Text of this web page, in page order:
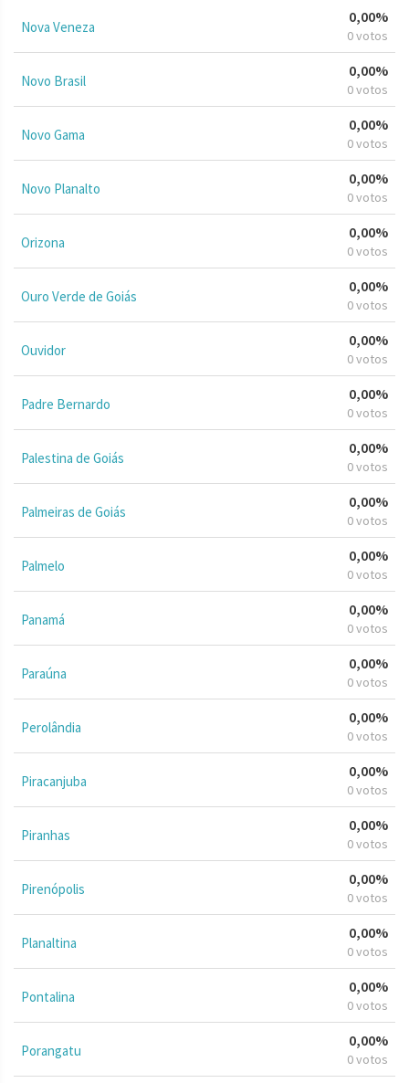
Nova Veneza
0,00%
0 votos
Novo Brasil
0,00%
0 votos
Novo Gama
0,00%
0 votos
Novo Planalto
0,00%
0 votos
Orizona
0,00%
0 votos
Ouro Verde de Goiás
0,00%
0 votos
Ouvidor
0,00%
0 votos
Padre Bernardo
0,00%
0 votos
Palestina de Goiás
0,00%
0 votos
Palmeiras de Goiás
0,00%
0 votos
Palmelo
0,00%
0 votos
Panamá
0,00%
0 votos
Paraúna
0,00%
0 votos
Perolândia
0,00%
0 votos
Piracanjuba
0,00%
0 votos
Piranhas
0,00%
0 votos
Pirenópolis
0,00%
0 votos
Planaltina
0,00%
0 votos
Pontalina
0,00%
0 votos
Porangatu
0,00%
0 votos